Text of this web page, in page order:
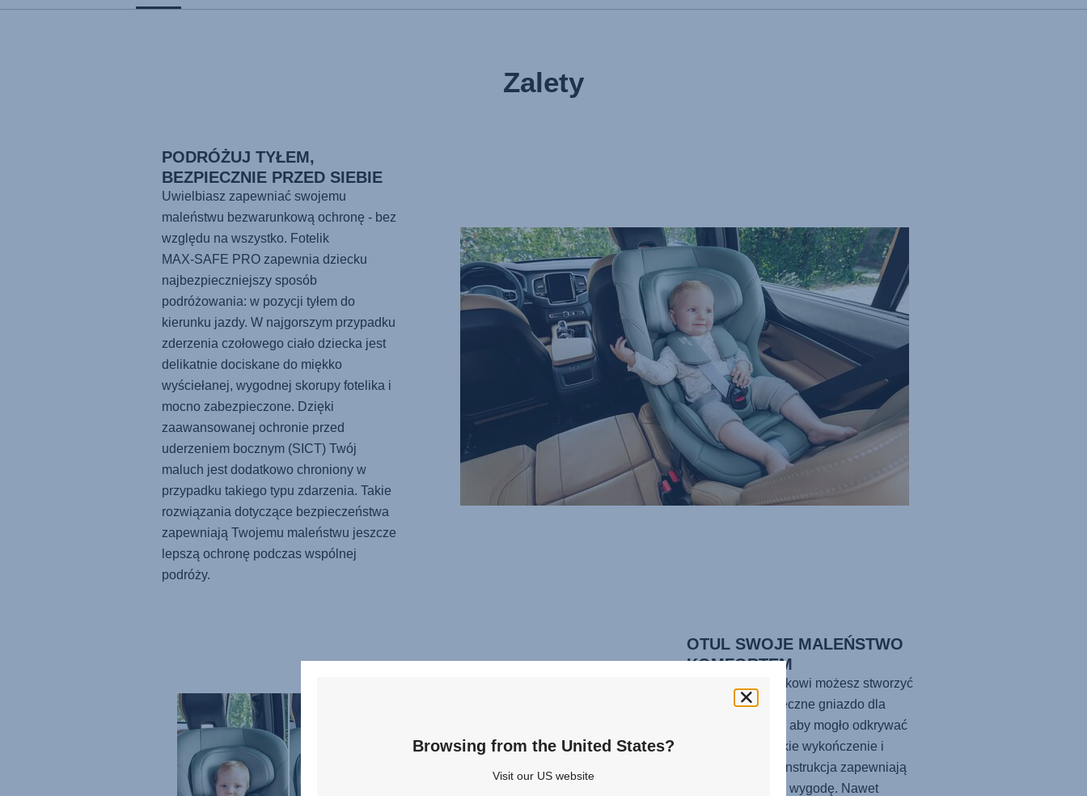
Zalety
PODRÓŻUJ TYŁEM,
BEZPIECZNIE PRZED SIEBIE
Uwielbiasz zapewniać swojemu
maleństwu bezwarunkową ochronę - bez
względu na wszystko. Fotelik
MAX-SAFE PROzapewnia dziecku
najbezpieczniejszy sposób
podróżowania: w pozycji tyłem do
kierunku jazdy. W najgorszym przypadku
zderzenia czołowego ciało dziecka jest
delikatnie dociskane do miękko
wyściełanej, wygodnej skorupy fotelika i
mocno zabezpieczone. Dzięki
zaawansowanej ochronie przed
uderzeniem bocznym (SICT) Twój
maluch jest dodatkowo chroniony w
przypadku takiego typu zdarzenia. Takie
rozwiązania dotyczące bezpieczeństwa
zapewniają Twojemu maleństwu jeszcze
lepszą ochronę podczas wspólnej
podróży.
OTUL SWOJE MALEŃSTWO
KOMFORTEM
Dzięki temu fotelikowi możesz stworzyć
przytulne i bezpieczne gniazdo dla
swojego dziecka, aby mogło odkrywać
świat. Jego miękkie wykończenie i
ergonomiczna konstrukcja zapewniają
bezpieczeństwo i wygodę. Nawet
Browsing from the United States?
Visit our US website